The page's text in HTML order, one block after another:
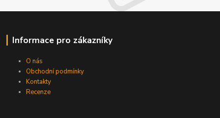
Informace pro zákazníky
O nás
Obchodní podmínky
Kontakty
Recenze